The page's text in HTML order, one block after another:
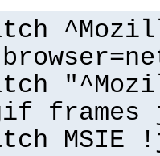
frames